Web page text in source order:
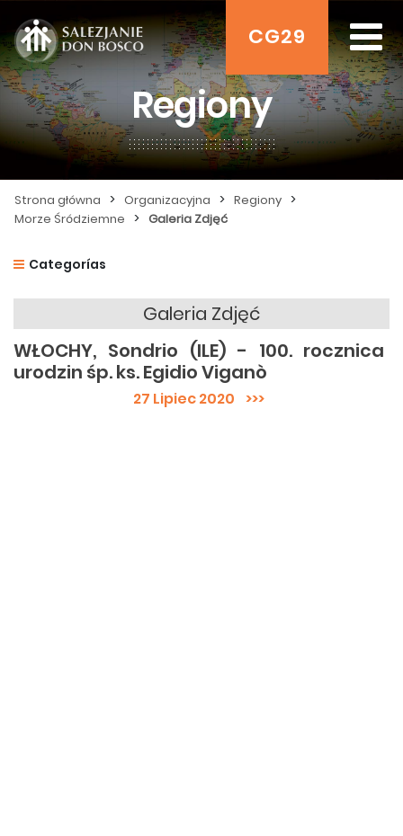
CG29
Regiony
Strona główna > Organizacyjna > Regiony >
Morze Śródziemne > Galeria Zdjęć
Categorías
Galeria Zdjęć
WŁOCHY, Sondrio (ILE) - 100. rocznica
urodzin śp. ks. Egidio Viganò
27 Lipiec 2020 >>>